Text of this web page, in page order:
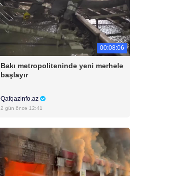
00:08:06
Bakı metropolitenində yeni mərhələ
başlayır
Qafqazinfo.az
2 gün öncə 12:41